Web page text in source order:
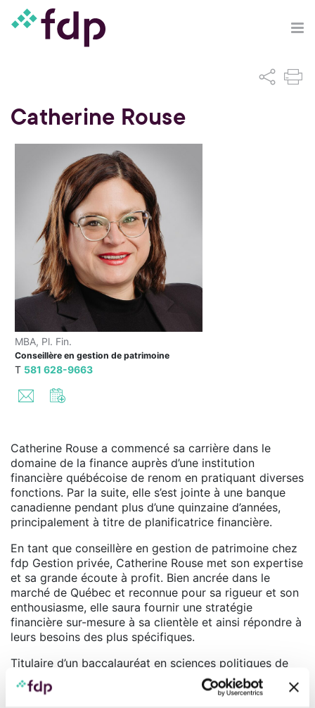
Catherine Rouse
MBA, Pl. Fin.
Conseillère en gestion de patrimoine
T 581 628-9663
Catherine Rouse a commencé sa carrière dans le
domaine de la finance auprès d’une institution
financière québécoise de renom en pratiquant diverses
fonctions. Par la suite, elle s’est jointe à une banque
canadienne pendant plus d’une quinzaine d’années,
principalement à titre de planificatrice financière.
En tant que conseillère en gestion de patrimoine chez
fdp Gestion privée, Catherine Rouse met son expertise
et sa grande écoute à profit. Bien ancrée dans le
marché de Québec et reconnue pour sa rigueur et son
enthousiasme, elle saura fournir une stratégie
financière sur-mesure à sa clientèle et ainsi répondre à
leurs besoins des plus spécifiques.
Titulaire d’un baccalauréat en sciences politiques de
l’Université Laval, suivi d’une Maîtrise en administration
des affaires (MBA) (2005) obtenue à l’Université du